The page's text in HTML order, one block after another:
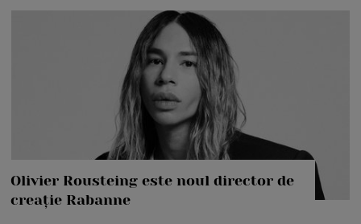
Olivier Rousteing este noul director de
creație Rabanne